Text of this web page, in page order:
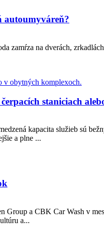
autoumyváreň?
zamŕza na dverách,
staniciach
kapacita služieb sú
a plne ...
Group a CBK Car Wash v
a...